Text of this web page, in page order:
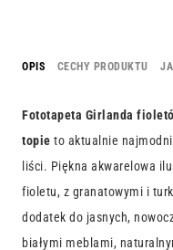
OPIS CECHY PRODUKTU
Fototapeta Girlanda
topie to aktualnie
liści. Piękna akwarelowa
fioletu, z granatowymi i
dodatek do jasnych,
białymi meblami,